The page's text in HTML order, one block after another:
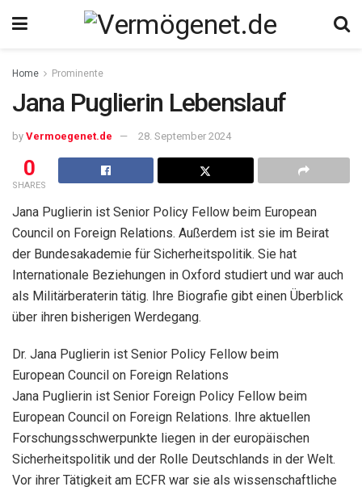
Home Prominente
Jana Puglierin Lebenslauf
by Vermoegenet.de 28. September 2024
0
SHARES
Jana Puglierin ist Senior Policy Fellow beim European
Council on Foreign Relations. Außerdem ist sie im Beirat
der Bundesakademie für Sicherheitspolitik. Sie hat
Internationale Beziehungen in Oxford studiert und war auch
als Militärberaterin tätig. Ihre Biografie gibt einen Überblick
über ihren bisherigen Werdegang.
Dr. Jana Puglierin ist Senior Policy Fellow beim
European Council on Foreign Relations
Jana Puglierin ist Senior Foreign Policy Fellow beim
European Council on Foreign Relations. Ihre aktuellen
Forschungsschwerpunkte liegen in der europäischen
Sicherheitspolitik und der Rolle Deutschlands in der Welt.
Vor ihrer Tätigkeit am ECFR war sie als wissenschaftliche